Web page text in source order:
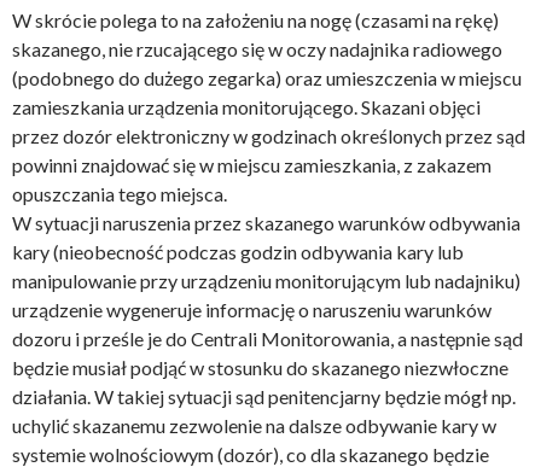
W skrócie polega to na założeniu na nogę (czasami na rękę)
skazanego, nie rzucającego się w oczy nadajnika radiowego
(podobnego do dużego zegarka) oraz umieszczenia w miejscu
zamieszkania urządzenia monitorującego. Skazani objęci
przez dozór elektroniczny w godzinach określonych przez sąd
powinni znajdować się w miejscu zamieszkania, z zakazem
opuszczania tego miejsca.
W sytuacji naruszenia przez skazanego warunków odbywania
kary (nieobecność podczas godzin odbywania kary lub
manipulowanie przy urządzeniu monitorującym lub nadajniku)
urządzenie wygeneruje informację o naruszeniu warunków
dozoru i prześle je do Centrali Monitorowania, a następnie sąd
będzie musiał podjąć w stosunku do skazanego niezwłoczne
działania. W takiej sytuacji sąd penitencjarny będzie mógł np.
uchylić skazanemu zezwolenie na dalsze odbywanie kary w
systemie wolnościowym (dozór), co dla skazanego będzie